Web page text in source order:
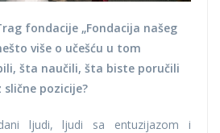
fondacije „Fondacija našeg
više o učešću u tom
šta naučili, šta biste poručili
pozicije?
ljudi, ljudi sa entuzijazom i